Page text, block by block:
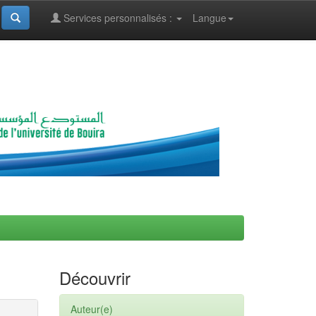
Langue
Services personnalisés :
Découvrir
Auteur(e)